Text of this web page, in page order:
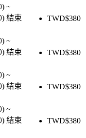
~
結束
TWD$380
~
結束
TWD$380
~
結束
TWD$380
~
結束
TWD$380